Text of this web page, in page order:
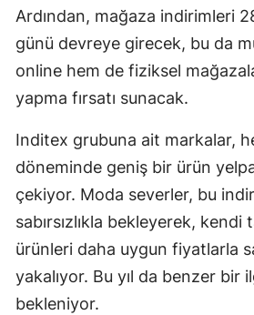
Ardından, mağaza indirimleri
günü devreye girecek, bu da
online hem de fiziksel
yapma fırsatı sunacak.
Inditex grubuna ait markalar,
döneminde geniş bir ürün
çekiyor. Moda severler, bu
sabırsızlıkla bekleyerek, kendi
ürünleri daha uygun fiyatlarla
yakalıyor. Bu yıl da benzer bir
bekleniyor.